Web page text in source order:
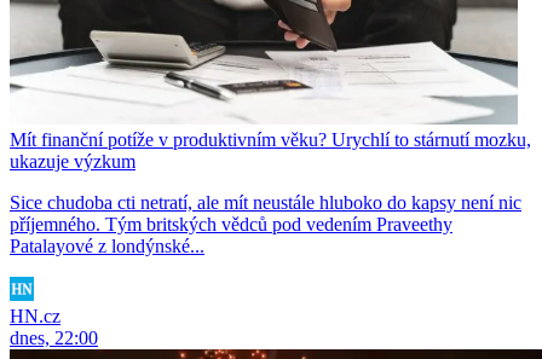
Mít finanční potíže v produktivním věku? Urychlí to stárnutí mozku,
ukazuje výzkum
Sice chudoba cti netratí, ale mít neustále hluboko do kapsy není nic
příjemného. Tým britských vědců pod vedením Praveethy
Patalayové z londýnské...
HN.cz
dnes, 22:00